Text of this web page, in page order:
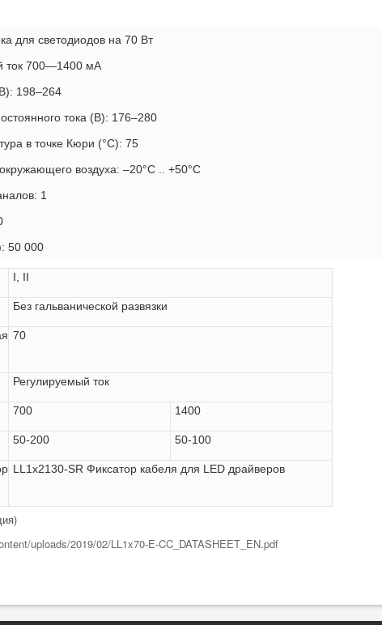
для светодиодов на 70 Вт
ток 700—1400 мА
198–264
тока (В): 176–280
в точке Кюри (°C): 75
воздуха: –20°C .. +50°C
1
50 000
I, II
Без гальванической развязки
70
Регулируемый ток
700 1400
50-200 50-100
LL1x2130-SR Фиксатор кабеля для LED драйверов
uploads/2019/02/LL1x70-E-CC_DATASHEET_EN.pdf